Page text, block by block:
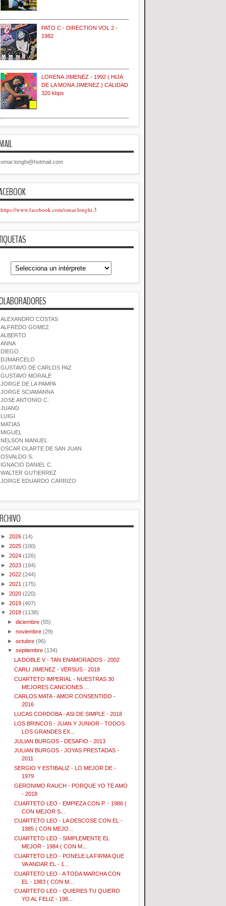
PATO C - DIRECTION VOL 2 -
1982
LORENA JIMENEZ - 1992 ( HIJA
DE LA MONA JIMENEZ ) CALIDAD
320 kbps
omar.longhi@hotmail.com
https://www.facebook.com/omar.longhi.3
ALEXANDRO COSTAS
ALFREDO GOMEZ
ALBERTO
ANNA
DIEGO
DJMARCELO
GUSTAVO DE CARLOS PAZ
GUSTAVO MORALE
JORGE DE LA PAMPA
JORGE SCIAMANNA
JOSE ANTONIO C.
JUAND
LUIGI
MATIAS
MIGUEL
NELSON MANUEL
OSCAR OLARTE DE SAN JUAN
OSVALDO S.
IGNACIO DANIEL C.
WALTER GUTIERREZ
JORGE EDUARDO CARRIZO
► 2026 (14)
► 2025 (100)
► 2024 (126)
► 2023 (194)
► 2022 (244)
► 2021 (175)
► 2020 (220)
► 2019 (407)
▼ 2018 (1138)
►diciembre (55)
►noviembre (29)
►octubre (96)
▼septiembre (134)
LA DOBLE V - TAN ENAMORADOS - 2002
CARLI JIMENEZ - VERSUS - 2018
CUARTETO IMPERIAL - NUESTRAS 30
MEJORES CANCIONES ...
CARLOS MATA - AMOR CONSENTIDO -
2016
LUCAS CORDOBA - ASI DE SIMPLE - 2018
LOS BRINCOS - JUAN Y JUNIOR - TODOS
LOS GRANDES EX...
JULIAN BURGOS - DESAFIO - 2013
JULIAN BURGOS - JOYAS PRESTADAS -
2011
SERGIO Y ESTIBALIZ - LO MEJOR DE -
1979
GERONIMO RAUCH - PORQUE YO TE AMO
- 2018
CUARTETO LEO - EMPIEZA CON P. - 1986 (
CON MEJOR S...
CUARTETO LEO - LA DESCOSE CON EL -
1985 ( CON MEJO...
CUARTETO LEO - SIMPLEMENTE EL
MEJOR - 1984 ( CON M...
CUARTETO LEO - PONELE LA FIRMA QUE
VA ANDAR EL - 1...
CUARTETO LEO - A TODA MARCHA CON
EL - 1983 ( CON M...
CUARTETO LEO - QUIERES TU QUIERO
YO AL FELIZ - 198...